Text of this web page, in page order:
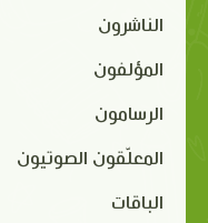
الناشرون
المؤلفون
الرسامون
المعلّقون الصوتيون
الباقات